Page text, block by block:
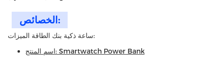
الخصائص:
ساعة ذكية بنك الطاقة الميزات:
اسم المنتج: Smartwatch Power Bank